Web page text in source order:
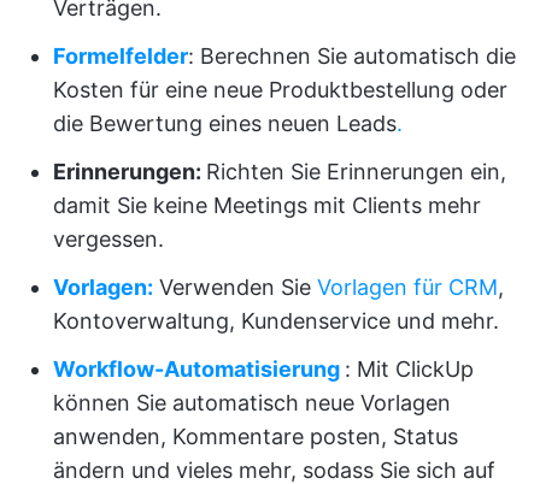
Verträgen.
Formelfelder: Berechnen Sie automatisch die
Kosten für eine neue Produktbestellung oder
die Bewertung eines neuen Leads.
Erinnerungen: Richten Sie Erinnerungen ein,
damit Sie keine Meetings mit Clients mehr
vergessen.
Vorlagen: Verwenden Sie Vorlagen für CRM,
Kontoverwaltung, Kundenservice und mehr.
Workflow-Automatisierung : Mit ClickUp
können Sie automatisch neue Vorlagen
anwenden, Kommentare posten, Status
ändern und vieles mehr, sodass Sie sich auf